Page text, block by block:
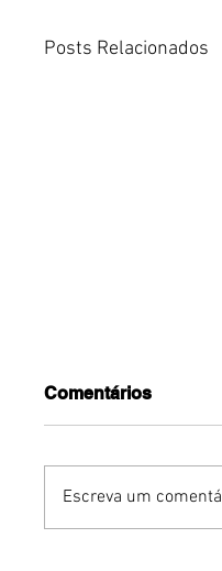
Posts Relacionados
Comentários
Escreva um